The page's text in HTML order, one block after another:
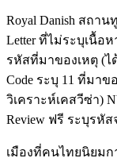
Royal Danish สถาน
Letter ที่ไม่ระบุเนื้อห
รหัสที่มาของเหตุ (ไ
Code ระบุ 11 ที่มาข
วิเคราะห์เคสวีซ่า)
Review ฟรี ระบุรหั
เมืองที่คนไทยนิยมก